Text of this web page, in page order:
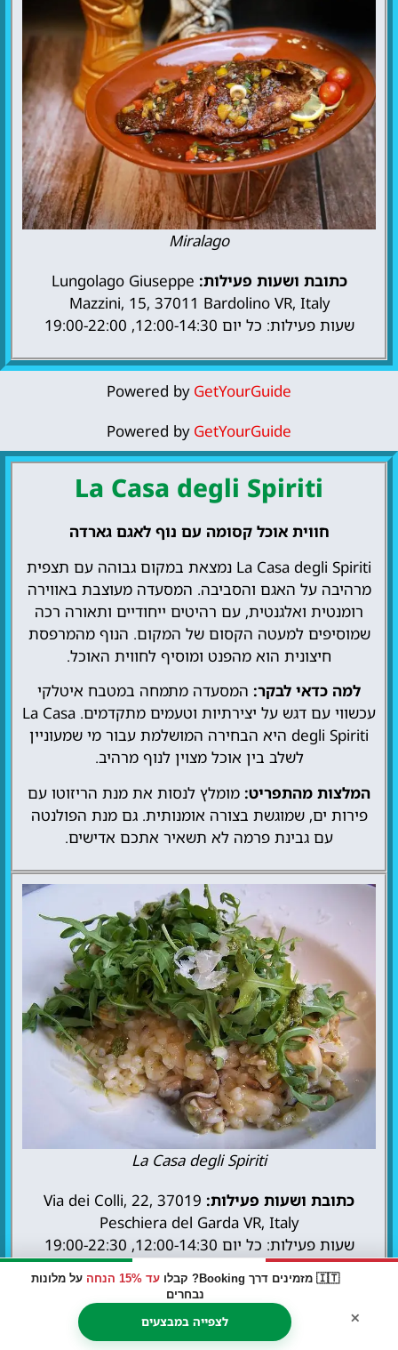
🇮🇹 מזמינים דרך Booking? קבלו עד 15% הנחה
על מלונות
נבחרים
לצפייה במבצעים ×
Miralago
כתובת ושעות פעילות: Lungolago Giuseppe
Mazzini, 15, 37011 Bardolino VR, Italy
שעות פעילות: כל יום 12:00-14:30, 19:00-22:00
Powered by GetYourGuide
Powered by GetYourGuide
La Casa degli Spiriti
חווית אוכל קסומה עם נוף לאגם גארדה
La Casa degli Spiriti נמצאת במקום גבוהה עם תצפית
מרהיבה על האגם והסביבה. המסעדה מעוצבת באווירה
רומנטית ואלגנטית, עם רהיטים ייחודיים ותאורה רכה
שמוסיפים למעטה הקסום של המקום. הנוף מהמרפסת
חיצונית הוא מהפנט ומוסיף לחווית האוכל.
למה כדאי לבקר: המסעדה מתמחה במטבח איטלקי
עכשווי עם דגש על יצירתיות וטעמים מתקדמים. La Casa
degli Spiriti היא הבחירה המושלמת עבור מי שמעוניין
לשלב בין אוכל מצוין לנוף מרהיב.
המלצות מהתפריט: מומלץ לנסות את מנת הריזוטו עם
פירות ים, שמוגשת בצורה אומנותית. גם מנת הפולנטה
עם גבינת פרמה לא תשאיר אתכם אדישים.
La Casa degli Spiriti
כתובת ושעות פעילות: Via dei Colli, 22, 37019
Peschiera del Garda VR, Italy
שעות פעילות: כל יום 12:00-14:30, 19:00-22:30
Classique